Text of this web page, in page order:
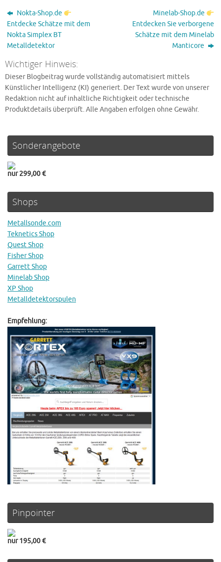
Nokta-Shop.de
Entdecke Schätze mit dem
Nokta Simplex BT
Metalldetektor
Minelab-Shop.de
Entdecken Sie verborgene
Schätze mit dem Minelab
Manticore
Wichtiger Hinweis:
Dieser Blogbeitrag wurde vollständig automatisiert mittels
Künstlicher Intelligenz (KI) generiert. Der Text wurde von unserer
Redaktion nicht auf inhaltliche Richtigkeit oder technische
Produktdetails überprüft. Alle Angaben erfolgen ohne Gewähr.
Sonderangebote
nur 299,00 €
Shops
Metallsonde.com
Teknetics Shop
Quest Shop
Fisher Shop
Garrett Shop
Minelab Shop
XP Shop
Metalldetektorspulen
Empfehlung:
Pinpointer
nur 195,00 €